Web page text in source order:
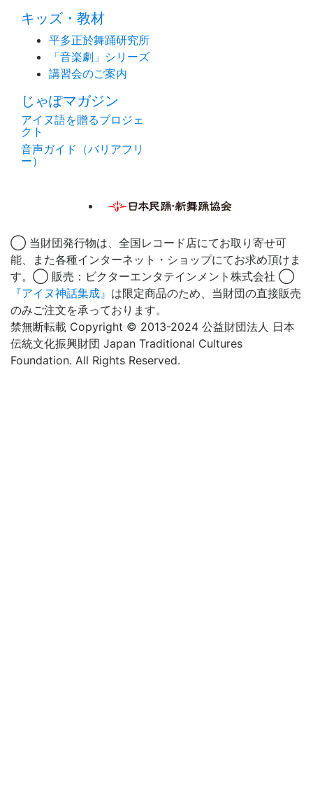
キッズ・教材
平多正於舞踊研究所
「音楽劇」シリーズ
講習会のご案内
じゃぽマガジン
アイヌ語を贈るプロジェ
クト
音声ガイド（バリアフリ
ー）
◯ 当財団発行物は、全国レコード店にてお取り寄せ可
能、また各種インターネット・ショップにてお求め頂けま
す。◯ 販売：ビクターエンタテインメント株式会社 ◯
『アイヌ神話集成』 は限定商品のため、当財団の直接販売
のみご注文を承っております。
禁無断転載 Copyright © 2013-2024 公益財団法人 日本
伝統文化振興財団 Japan Traditional Cultures
Foundation. All Rights Reserved.